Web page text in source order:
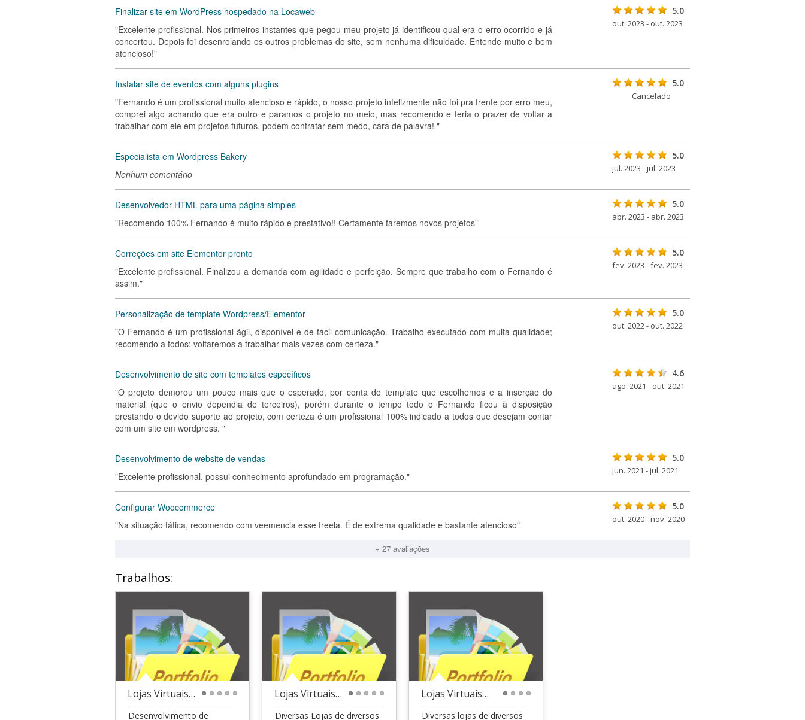
Finalizar site em WordPress hospedado na Locaweb
"Excelente profissional. Nos primeiros instantes que pegou meu projeto já identificou qual era o erro ocorrido e já
concertou. Depois foi desenrolando os outros problemas do site, sem nenhuma dificuldade. Entende muito e bem
atencioso!"
5.0
out. 2023 - out. 2023
Instalar site de eventos com alguns plugins
"Fernando é um profissional muito atencioso e rápido, o nosso projeto infelizmente não foi pra frente por erro meu,
comprei algo achando que era outro e paramos o projeto no meio, mas recomendo e teria o prazer de voltar a
trabalhar com ele em projetos futuros, podem contratar sem medo, cara de palavra! "
5.0
Cancelado
Especialista em Wordpress Bakery
Nenhum comentário
5.0
jul. 2023 - jul. 2023
Desenvolvedor HTML para uma página simples
"Recomendo 100% Fernando é muito rápido e prestativo!! Certamente faremos novos projetos"
5.0
abr. 2023 - abr. 2023
Correções em site Elementor pronto
"Excelente profissional. Finalizou a demanda com agilidade e perfeição. Sempre que trabalho com o Fernando é
assim."
5.0
fev. 2023 - fev. 2023
Personalização de template Wordpress/Elementor
"O Fernando é um profissional ágil, disponível e de fácil comunicação. Trabalho executado com muita qualidade;
recomendo a todos; voltaremos a trabalhar mais vezes com certeza."
5.0
out. 2022 - out. 2022
Desenvolvimento de site com templates específicos
"O projeto demorou um pouco mais que o esperado, por conta do template que escolhemos e a inserção do
material (que o envio dependia de terceiros), porém durante o tempo todo o Fernando ficou à disposição
prestando o devido suporte ao projeto, com certeza é um profissional 100% indicado a todos que desejam contar
com um site em wordpress. "
4.6
ago. 2021 - out. 2021
Desenvolvimento de website de vendas
"Excelente profissional, possui conhecimento aprofundado em programação."
5.0
jun. 2021 - jul. 2021
Configurar Woocommerce
"Na situação fática, recomendo com veemencia esse freela. É de extrema qualidade e bastante atencioso"
5.0
out. 2020 - nov. 2020
+ 27 avaliações
Trabalhos:
Lojas Virtuais 01
Desenvolvimento de
Lojas Virtuais 02
Diversas Lojas de diversos
Lojas Virtuais 03
Diversas lojas de diversos